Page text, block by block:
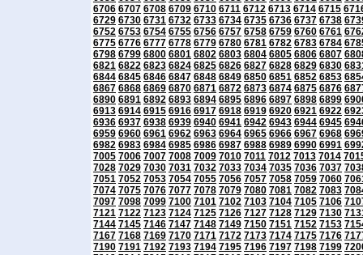
6706 6707 6708 6709 6710 6711 6712 6713 6714 6715
6729 6730 6731 6732 6733 6734 6735 6736 6737 6738
6752 6753 6754 6755 6756 6757 6758 6759 6760 6761
6775 6776 6777 6778 6779 6780 6781 6782 6783 6784
6798 6799 6800 6801 6802 6803 6804 6805 6806 6807
6821 6822 6823 6824 6825 6826 6827 6828 6829 6830
6844 6845 6846 6847 6848 6849 6850 6851 6852 6853
6867 6868 6869 6870 6871 6872 6873 6874 6875 6876
6890 6891 6892 6893 6894 6895 6896 6897 6898 6899
6913 6914 6915 6916 6917 6918 6919 6920 6921 6922
6936 6937 6938 6939 6940 6941 6942 6943 6944 6945
6959 6960 6961 6962 6963 6964 6965 6966 6967 6968
6982 6983 6984 6985 6986 6987 6988 6989 6990 6991
7005 7006 7007 7008 7009 7010 7011 7012 7013 7014
7028 7029 7030 7031 7032 7033 7034 7035 7036 7037
7051 7052 7053 7054 7055 7056 7057 7058 7059 7060
7074 7075 7076 7077 7078 7079 7080 7081 7082 7083
7097 7098 7099 7100 7101 7102 7103 7104 7105 7106
7121 7122 7123 7124 7125 7126 7127 7128 7129 7130
7144 7145 7146 7147 7148 7149 7150 7151 7152 7153
7167 7168 7169 7170 7171 7172 7173 7174 7175 7176
7190 7191 7192 7193 7194 7195 7196 7197 7198 7199